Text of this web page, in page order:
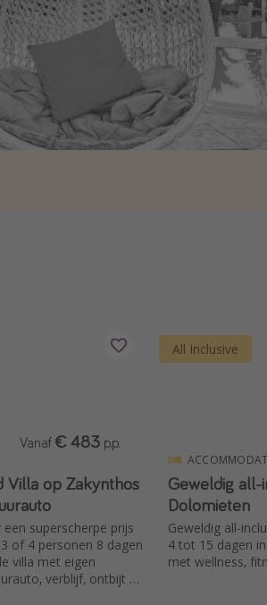
Villa op Zakynthos
superscherpe prijs
of 4 personen 8 dagen
villa met eigen
verblijf, ontbijt &
Vanaf € 483 p.p.
All Inclusive
Geweldig all-
Dolomieten
Geweldig all-
4 tot 15 dagen
met wellness,